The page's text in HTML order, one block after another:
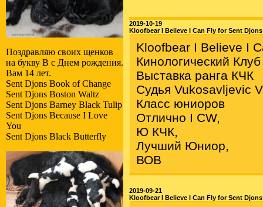
Поздравляю своих щенков
на букву B с Днем рождения.
Вам 14 лет.
Sent Djons Book of Change
Sent Djons Boston Waltz
Sent Djons Barney Black Tulip
Sent Djons Because I Love
You
Sent Djons Black Butterfly
2019-10-19
Kloofbear I Believe I Can Fly for Sent Djons
Kloofbear I Believe I
Кинологический
Выставка ранга КЧК
Судья Vukosavljevic
Класс юниоров
Отлично I СW,
Ю КЧК,
Лучший Юниор,
ВОВ
2019-09-21
Kloofbear I Believe I Can Fly for Sent Djons